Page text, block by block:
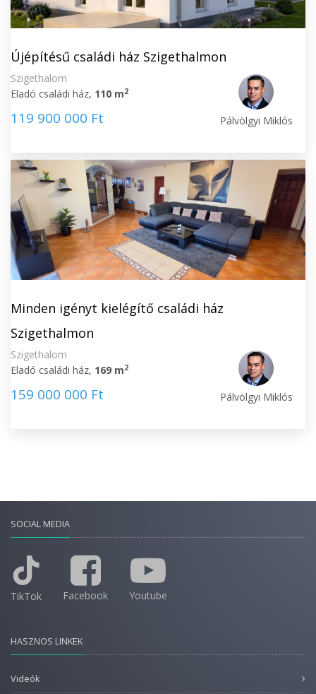
Újépítésű családi ház Szigethalmon
Szigethalom
Eladó családi ház, 110 m2
119 900 000 Ft Pálvölgyi Miklós
Minden igényt kielégítő családi ház
Szigethalmon
Szigethalom
Eladó családi ház, 169 m2
159 000 000 Ft Pálvölgyi Miklós
SOCIAL MEDIA
TikTok Facebook Youtube
HASZNOS LINKEK
Videók